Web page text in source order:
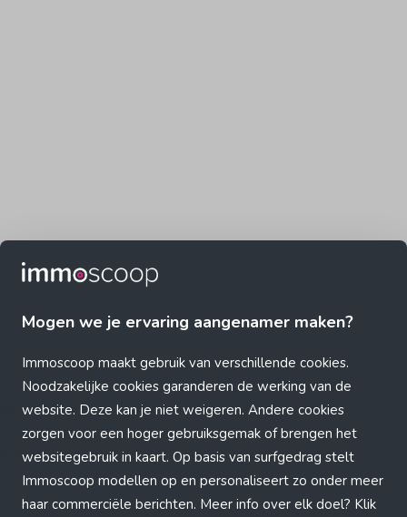
Mogen we je ervaring aangenamer maken?
Immoscoop maakt gebruik van verschillende cookies.
Noodzakelijke cookies garanderen de werking van de
website. Deze kan je niet weigeren. Andere cookies
zorgen voor een hoger gebruiksgemak of brengen het
websitegebruik in kaart. Op basis van surfgedrag stelt
Immoscoop modellen op en personaliseert zo onder meer
haar commerciële berichten. Meer info over elk doel? Klik
Application error: a client-side exception has occurred (see the
browser console for more information)